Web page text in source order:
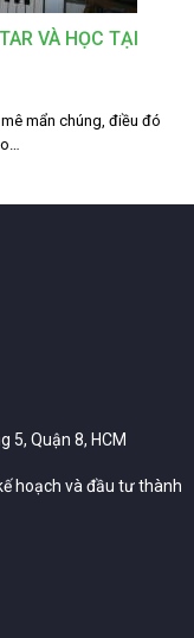
VÀ HỌC TẠI
mẩn chúng, điều đó
5, Quận 8, HCM
hoạch và đầu tư thành